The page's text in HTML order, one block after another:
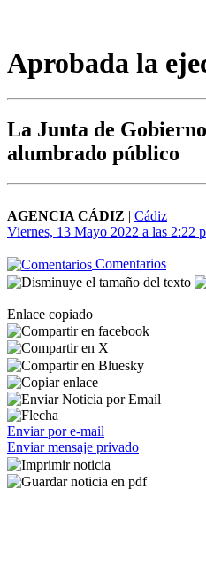
Aprobada la
La Junta de
alumbrado público
AGENCIA CÁDIZ | Cádiz
Viernes, 13 Mayo 2022 a las 2:22
Comentarios
Enlace copiado
Enviar por e-mail
Enviar mensaje privado